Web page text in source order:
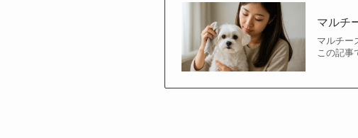
マルチ
マルチー
この記事